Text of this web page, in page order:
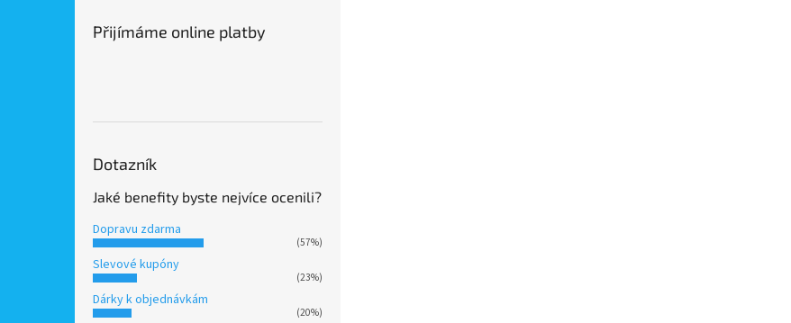
Přijímáme online platby
Dotazník
Jaké benefity byste nejvíce ocenili?
Dopravu zdarma
(57%)
Slevové kupóny
(23%)
Dárky k objednávkám
(20%)